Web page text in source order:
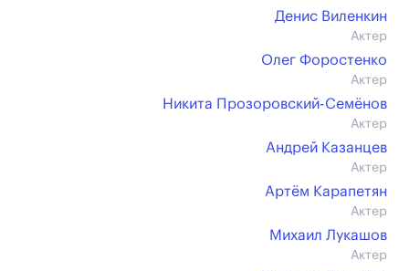
Денис Виленкин
Актер
Олег Форостенко
Актер
Никита Прозоровский-Семёнов
Актер
Андрей Казанцев
Актер
Артём Карапетян
Актер
Михаил Лукашов
Актер